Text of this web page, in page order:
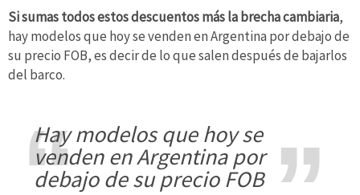
Si sumas todos estos descuentos más la brecha cambiaria,
hay modelos que hoy se venden en Argentina por debajo de
su precio FOB, es decir de lo que salen después de bajarlos
del barco.
hay modelos que hoy se
venden en Argentina por
debajo de su precio FOB